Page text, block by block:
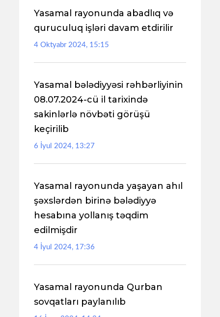
Yasamal rayonunda abadlıq və
quruculuq işləri davam etdirilir
4 Oktyabr 2024, 15:15
Yasamal bələdiyyəsi rəhbərliyinin
08.07.2024-cü il tarixində
sakinlərlə növbəti görüşü
keçirilib
6 İyul 2024, 13:27
Yasamal rayonunda yaşayan ahıl
şəxslərdən birinə bələdiyyə
hesabına yollanış təqdim
edilmişdir
4 İyul 2024, 17:36
Yasamal rayonunda Qurban
sovqatları paylanılıb